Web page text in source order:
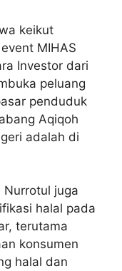
keikut
MIHAS
Investor dari
peluang
penduduk
Aqiqoh
adalah di
Nurrotul juga
halal pada
terutama
konsumen
halal dan